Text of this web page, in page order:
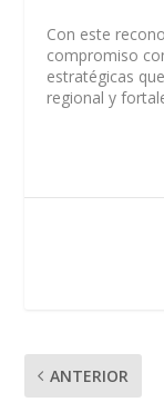
Con este
compromiso
estratégicas
regional y
ANTERIOR